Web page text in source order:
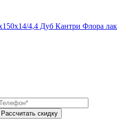
4,4 Дуб Кантри Флора лак
Рассчитать скидку